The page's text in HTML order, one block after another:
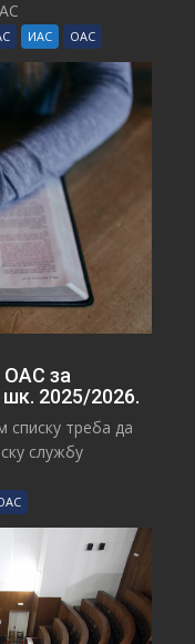
ИАС ОАС
ОАС за
2025/2026.
списку треба да
службу